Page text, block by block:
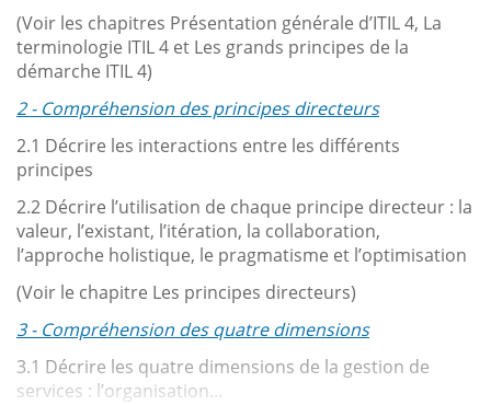
(Voir les chapitres Présentation générale d’ITIL 4, La
terminologie ITIL 4 et Les grands principes de la
démarche ITIL 4)
2 - Compréhension des principes directeurs
2.1 Décrire les interactions entre les différents
principes
2.2 Décrire l’utilisation de chaque principe directeur : la
valeur, l’existant, l’itération, la collaboration,
l’approche holistique, le pragmatisme et l’optimisation
(Voir le chapitre Les principes directeurs)
3 - Compréhension des quatre dimensions
3.1 Décrire les quatre dimensions de la gestion de
services : l’organisation...